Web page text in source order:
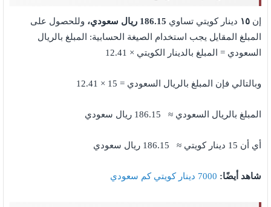
إن ١٥ دينار كويتي تساوي 186.15 ريال سعودي، وللحصول على
المبلغ المقايل يجب استخدام الصيغة الحسابية: المبلغ بالريال
السعودي = المبلغ بالدينار الكويتي × 12.41
وبالتالي فإن المبلغ بالريال السعودي = 15 × 12.41
المبلغ بالريال السعودي ≈ 186.15 ريال سعودي
أي أن 15 دينار كويتي ≈ 186.15 ريال سعودي
شاهد أيضًا: 7000 دينار كويتي كم سعودي